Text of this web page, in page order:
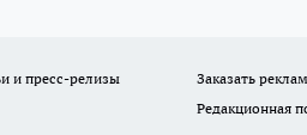
и пресс-релизы Заказать
Редакционная